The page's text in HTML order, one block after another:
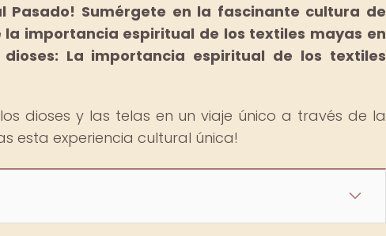
Pasado! Sumérgete en la fascinante cultura de
importancia espiritual de los textiles mayas en
La importancia espiritual de los textiles
dioses y las telas en un viaje único a través de la
esta experiencia cultural única!